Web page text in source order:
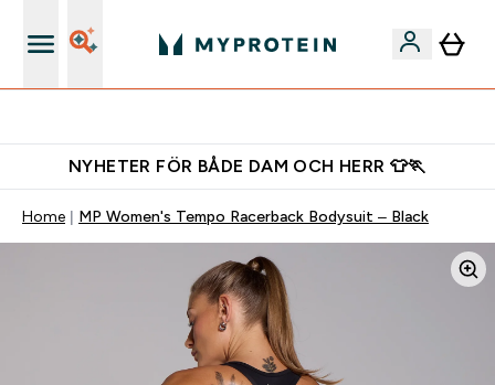
NYHETER FÖR BÅDE DAM OCH HERR 👕🏃
Home MP Women's Tempo Racerback Bodysuit – Black